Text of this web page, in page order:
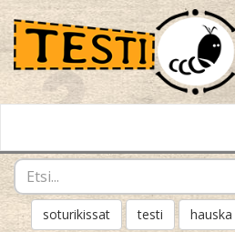
soturikissat testi hauska